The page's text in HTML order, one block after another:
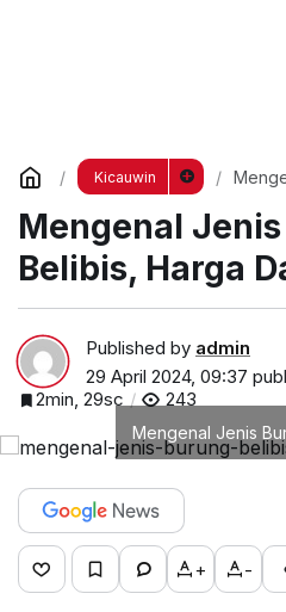
Kicauwin
Mengenal
Belibis, Harga
Published by admin
29 April 2024, 09:37
2min, 29sc
243
Mengenal Jenis
+ -